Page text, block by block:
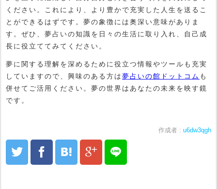
ください。これにより、より豊かで充実した人生を送るこ
とができるはずです。夢の象徴には奥深い意味がありま
す。ぜひ、夢占いの知識を日々の生活に取り入れ、自己成
長に役立ててみてください。
夢に関する理解を深めるために役立つ情報やツールも充実
していますので、興味のある方は夢占いの館ドットコム も
併せてご活用ください。夢の世界はあなたの未来を映す鏡
です。
作成者 : u6dw3qgh